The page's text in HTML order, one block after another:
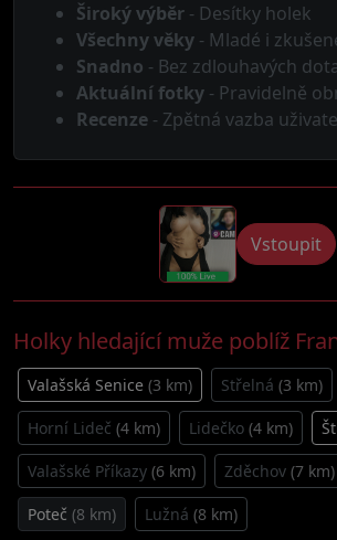
Široký výběr - Desítky holek
Všechny věky - Mladé i
Snadno - Bez zdlouhavých
Aktuální fotky - Pravidelně
Recenze - Zpětná vazba
Vstoupit
Holky hledající muže poblíž
Valašská Senice (3 km) Střelná (3 km)
Horní Lideč (4 km) Lidečko (4 km)
Valašské Příkazy (6 km) Zděchov (7 km)
Poteč (8 km) Lužná (8 km)